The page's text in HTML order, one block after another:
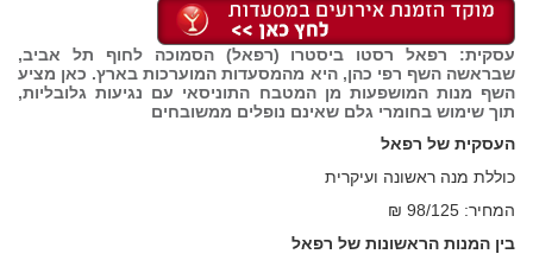
עסקית: רפאל רסטו ביסטרו (רפאל) הסמוכה לחוף תל אביב,
שבראשה השף רפי כהן, היא מהמסעדות המוערכות בארץ. כאן מציע
השף מנות המושפעות מן המטבח התוניסאי עם נגיעות גלובליות,
תוך שימוש בחומרי גלם שאינם נופלים ממשובחים
העסקית של רפאל
כוללת מנה ראשונה ועיקרית
המחיר: 98/125 ₪
בין המנות הראשונות של רפאל